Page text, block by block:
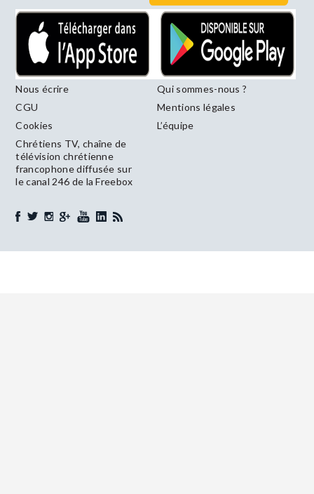
Nous écrire
Qui sommes-nous ?
CGU
Mentions légales
Cookies
L’équipe
Chrétiens TV, chaîne de
télévision chrétienne
francophone diffusée sur
le canal 246 de la Freebox